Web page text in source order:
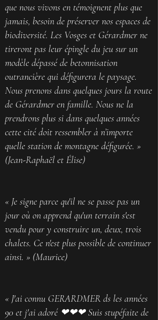
que nous vivons en témoignent plus que
jamais, besoin de préserver nos espaces de
biodiversité. Les Vosges et Gérardmer ne
tireront pas leur épingle du jeu sur un
modèle dépassé de betonnisation
outrancière qui défigurera le paysage.
Nous prenons dans quelques jours la route
de Gérardmer en famille. Nous ne la
prendrons plus si dans quelques années
cette cité doit ressembler à n’importe
quelle station de montagne défigurée. »
(Jean-Raphaël et Élise)
« Je signe parce qu'il ne se passe pas un
jour où on apprend qu'un terrain s'est
vendu pour y construire un, deux, trois
chalets. Ce n'est plus possible de continuer
ainsi. » (Maurice)
« J'ai connu GERARDMER ds les années
90 et j'ai adoré ❤❤❤ Suis stupéfaite de